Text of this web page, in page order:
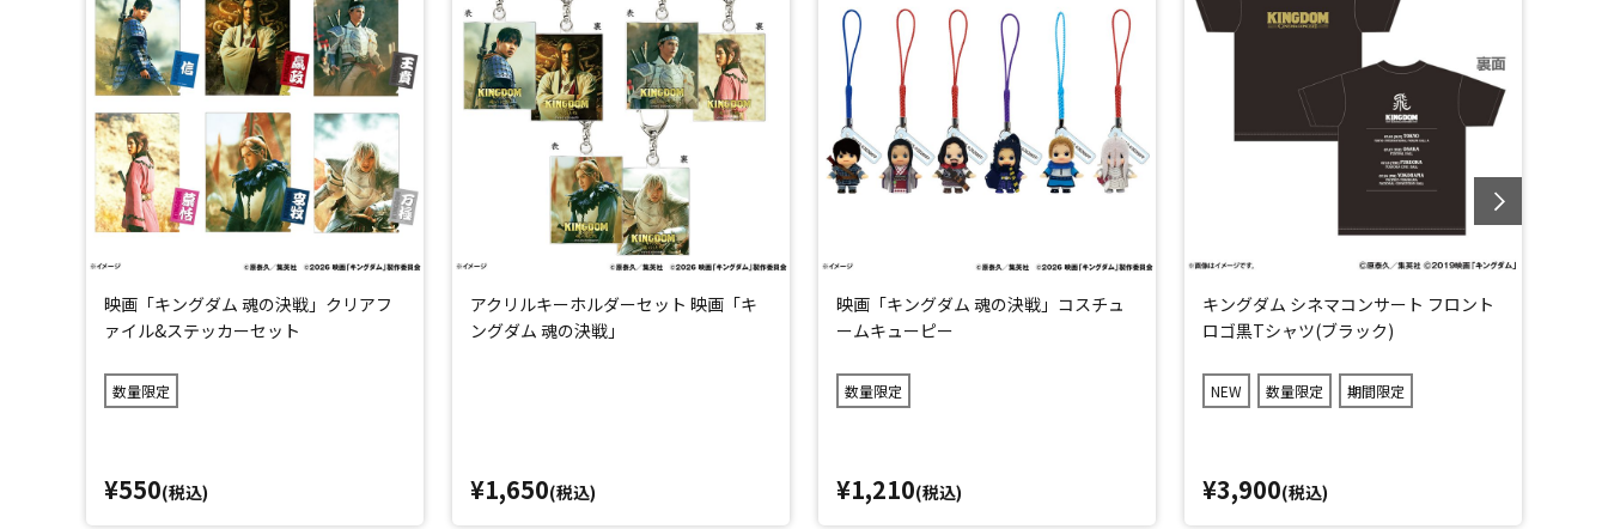
映画「キングダム 魂の決戦」クリアフ
ァイル&ステッカーセット
数量限定
¥550(税込)
アクリルキーホルダーセット 映画「キ
ングダム 魂の決戦」
¥1,650(税込)
映画「キングダム 魂の決戦」コスチュ
ームキューピー
数量限定
¥1,210(税込)
キングダム シネマコンサート フロント
ロゴ黒Tシャツ(ブラック)
NEW 数量限定 期間限定
¥3,900(税込)